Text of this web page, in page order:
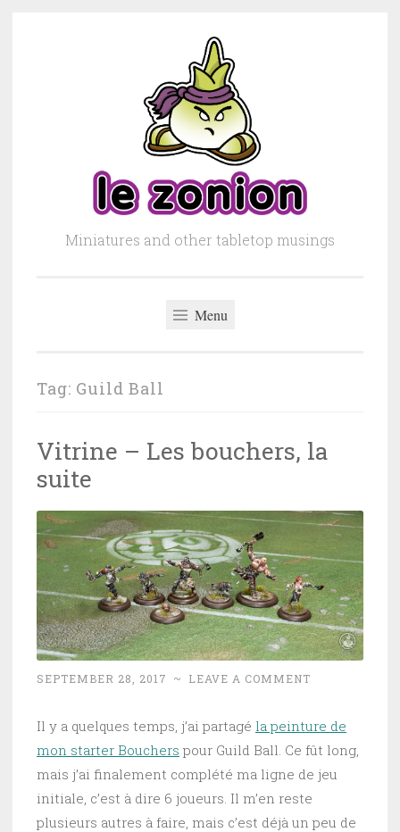
Miniatures and other tabletop musings
Menu
Tag: Guild Ball
Vitrine – Les bouchers, la
suite
SEPTEMBER 28, 2017 ~ LEAVE A COMMENT
Il y a quelques temps, j’ai partagé la peinture de
mon starter Bouchers pour Guild Ball. Ce fût long,
mais j’ai finalement complété ma ligne de jeu
initiale, c’est à dire 6 joueurs. Il m’en reste
plusieurs autres à faire, mais c’est déjà un peu de